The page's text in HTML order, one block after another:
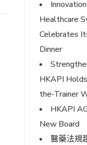
Healthcare
Celebrates
Dinner
HKAPI
the-Trainer
HKAPI
New Board
醫藥法規